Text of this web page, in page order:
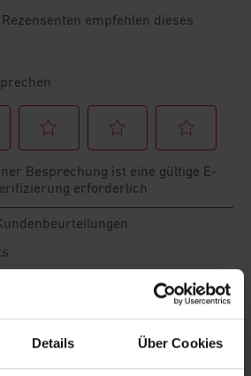
Details Über Cookies